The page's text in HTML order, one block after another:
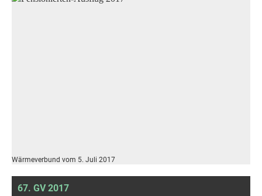
Wärmeverbund vom 5. Juli 2017
67. GV 2017